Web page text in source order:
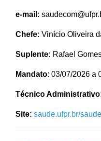
e-mail:
Chefe:Vinício Oliveira
Suplente: Rafael
Mandato:03/07/2026 a
Técnico
Site: saude.ufpr.br/